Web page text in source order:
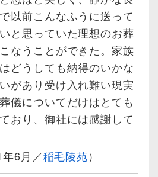
以前こんなふうに送って
と思っていた理想のお葬
なうことができた。家族
どうしても納得のいかな
があり受け入れ難い現実
儀についてだけはとても
おり、御社には感謝して
年6月／稲毛陵苑）